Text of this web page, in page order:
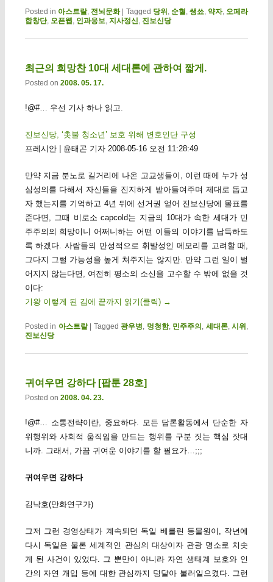
Posted in 아스트랄, 전뇌문화 Tagged 당위 , 순혈,쌩쑈, 약자,오페라
합창단, 오픈웹, 인과응보, 지사정신, 진보신당
최근의 희망찬 10대 세대론에 관하여 짧게.
Posted on 2008. 05. 17.
!@#… 우선 기사 하나 읽고.
진보신당, ‘촛불 청소년’ 보호 위해 변호인단 구성
프레시안 | 윤태곤 기자 2008-05-16 오전 11:28:49
만약 지금 분노로 길거리에 나온 고교생들이, 이런 때에 누가 성
심성의를 다해서 자신들을 진지하게 받아들여주며 제대로 돕고
자 했는지를 기억하고 4년 뒤에 선거권 얻어 진보신당에 몰표를
준다면, 그때 비로소 capcold는 지금의 10대가 속한 세대가 민
주주의의 희망이니 어쩌니하는 어떤 이들의 이야기를 납득하도
록 하겠다. 사람들의 만성적으로 휘발성인 메모리를 고려할 때,
그다지 그럴 가능성을 높게 쳐주지는 않지만. 만약 그런 일이 벌
어지지 않는다면, 여전히 평소의 소신을 고수할 수 밖에 없을 것
이다:
기왕 이렇게 된 김에 끝까지 읽기(클릭) →
Posted in 아스트랄 | Tagged 광우병 멍청함, 민주주의 세대론,시위
진보신당
귀여우면 강하다 [팝툰 28호]
Posted on 2008. 04. 23.
!@#… 소통전략이란, 중요하다. 모든 담론활동에서 단순한 자
위행위와 사회적 움직임을 만드는 행위를 구분 짓는 핵심 잣대
니까. 그래서, 가끔 귀여운 이야기를 할 필요가…;;;
귀여우면 강하다
김낙호(만화연구가)
그저 그런 경영상태가 계속되던 독일 베를린 동물원이, 작년에
다시 독일은 물론 세계적인 관심의 대상이자 관광 명소로 치솟
게 된 사건이 있었다. 그 뿐만이 아니라 자연 생태계 보호와 인
간의 자연 개입 등에 대한 관심까지 덩달아 불러일으켰다. 그런